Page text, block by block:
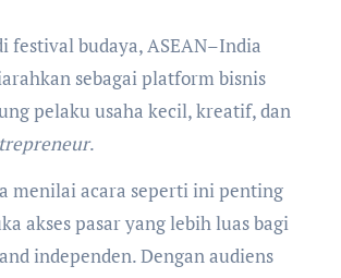
festival budaya, ASEAN–India
sebagai platform bisnis
pelaku usaha kecil, kreatif, dan
.
menilai acara seperti ini penting
akses pasar yang lebih luas bagi
independen. Dengan audiens